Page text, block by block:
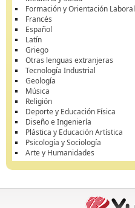
Formación y Orientación Laboral
Francés
Español
Latín
Griego
Otras lenguas extranjeras
Tecnología Industrial
Geología
Música
Religión
Deporte y Educación Física
Diseño e Ingeniería
Plástica y Educación Artística
Psicología y Sociología
Arte y Humanidades